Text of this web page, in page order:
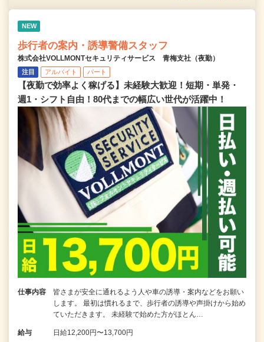
NEW
歩行者の案内・誘導警備スタッフ
株式会社VOLLMONTセキュリティサービス 青梅支社（夜勤）
注目 アルバイト パート
【夜勤で効率よく稼げる】未経験大歓迎！短期・単発・
週1・シフト自由！80代までの幅広い世代が活躍中！
仕事内容
皆さまが安全に通れるよう人や車の誘導・案内などをお願い
します。 最初は慣れるまで、歩行者の誘導や声掛けから始め
ていただきます。 未経験で始めた方がほとん…
給与 日給12,200円〜13,700円